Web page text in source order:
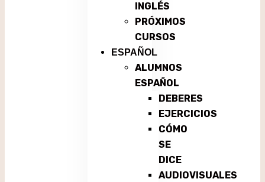
INGLÉS
PRÓXIMOS
CURSOS
ESPAÑOL
ALUMNOS
ESPAÑOL
DEBERES
EJERCICIOS
CÓMO
SE
DICE
AUDIOVISUALES